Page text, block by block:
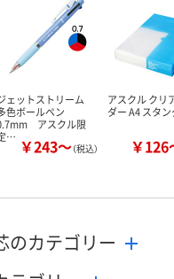
カゴへ カゴへ
ェットストリーム
色ボールペン
アスクル限
… ￥243～（税込）
アスクル クリ
ダー A4 スタ
￥126
のカテゴリー